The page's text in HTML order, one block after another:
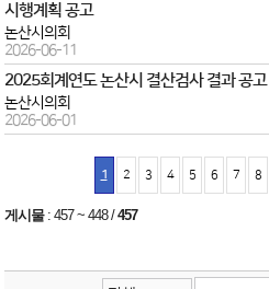
시행계획 공고
논산시의회
2026-06-11
2025회계연도 논산시 결산검사 결과 공고
논산시의회
2026-06-01
1 2 3 4 5 6 7 8
게시물:457 ~ 448/457